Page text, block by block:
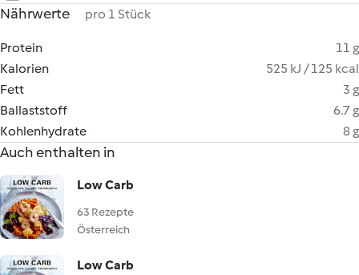
Nährwerte pro 1 Stück
Protein
11 g
Kalorien
525 kJ / 125 kcal
Fett
3 g
Ballaststoff
6.7 g
Kohlenhydrate
8 g
Auch enthalten in
Low Carb
63 Rezepte
Österreich
Low Carb